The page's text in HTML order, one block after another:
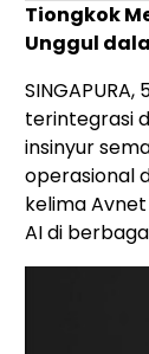
Tiongkok
Unggul
terintegrasi
insinyur
operasional
kelima
AI di